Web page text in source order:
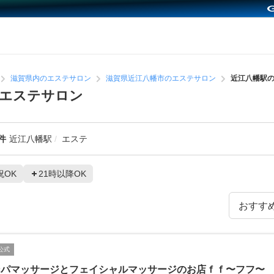
滋賀県内のエステサロン 滋賀県近江八幡市のエステサロン 近江八幡駅
ステサロン
近江八幡駅 エステ
OK 21時以降OK
式
マッサージとフェイシャルマッサージのお店ｆｆ〜フフ〜